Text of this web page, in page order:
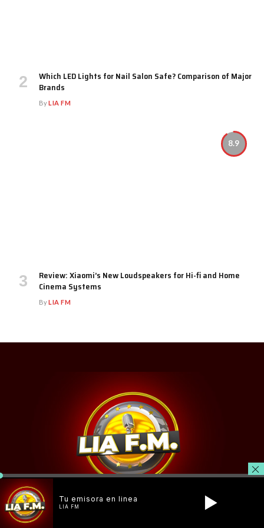
Which LED Lights for Nail Salon Safe? Comparison of Major
Brands
ByLIA FM
8.9
Review: Xiaomi’s New Loudspeakers for Hi-fi and Home
Cinema Systems
ByLIA FM
Tu emisora en linea
LIA FM